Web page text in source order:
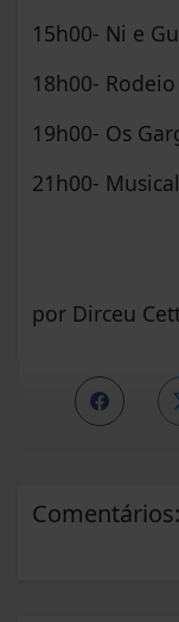
15h00- Ni e
18h00- Rodeio
19h00- Os
21h00-
por Dirceu
Comentários: